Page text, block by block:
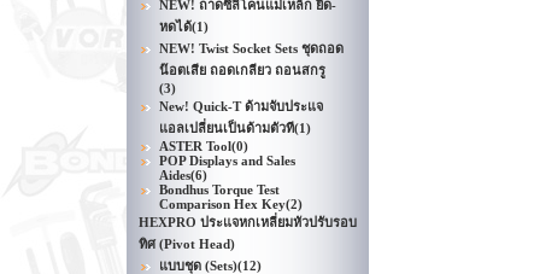
NEW! ถาดซิลิโคนแม่เหล็ก ยืด-
หดได้(1)
NEW! Twist Socket Sets ชุดถอด
น๊อตเสีย ถอดเกลียว ถอนสกรู
(3)
New! Quick-T ด้ามจับประแจ
แอลเปลี่ยนเป็นด้ามตัวที(1)
ASTER Tool(0)
POP Displays and Sales
Aides(6)
Bondhus Torque Test
Comparison Hex Key(2)
HEXPRO ประแจหกเหลี่ยมหัวปรับรอบ
ทิศ (Pivot Head)
แบบชุด (Sets)(12)